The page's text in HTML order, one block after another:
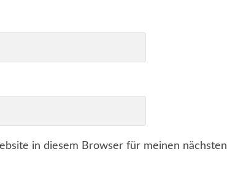
in diesem Browser für meinen nächsten